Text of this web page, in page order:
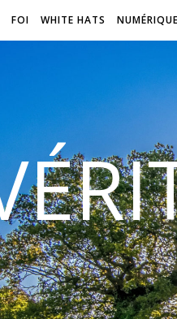
FOI WHITE HATS NUMÉRIQUE